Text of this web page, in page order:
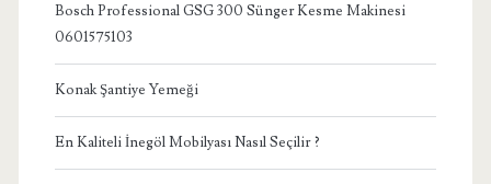
Bosch Professional GSG 300 Sünger Kesme Makinesi
0601575103
Konak Şantiye Yemeği
En Kaliteli İnegöl Mobilyası Nasıl Seçilir ?